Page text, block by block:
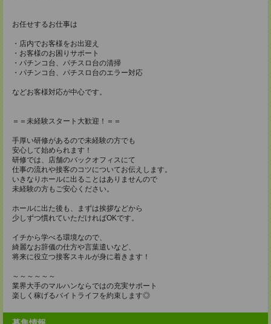
お任せするお仕事は
・店内でお客様をお出迎え
・お客様のお困りサポート
・パチンコ台、パチスロ台の清掃
・パチンコ台、パチスロ台のエラー対応
などお客様対応が中心です。
＝＝未経験スタート大歓迎！＝＝
手厚い研修があるので未経験の方でも
安心して始められます！
研修では、店舗のバックオフィスにて
仕事の流れや接客のコツについてお伝えします。
いきなりホールに出ることはありませんので
未経験の方もご安心ください。
ホールに出た後も、まずは挨拶などから
少しずつ慣れていただければOKです。
イチから学べる環境なので、
綺麗なお辞儀の仕方や言葉遣いなど、
将来に役立つ接客スキルが身に着きます！
～～～～～～
業界大手のマルハンならではの充実サポート
楽しく稼げるバイトライフを約束します◎